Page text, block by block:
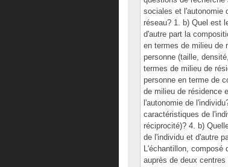
sociales et l'autonomie
réseau? 1. b) Quel est
d'autre part la
en termes de milieu de
personne (taille,
termes de milieu de
personne en terme de
de milieu de résidence
l'autonomie de
caractéristiques de
réciprocité)? 4. b)
de l'individu et d'autre
L'échantillon, composé
auprès de deux